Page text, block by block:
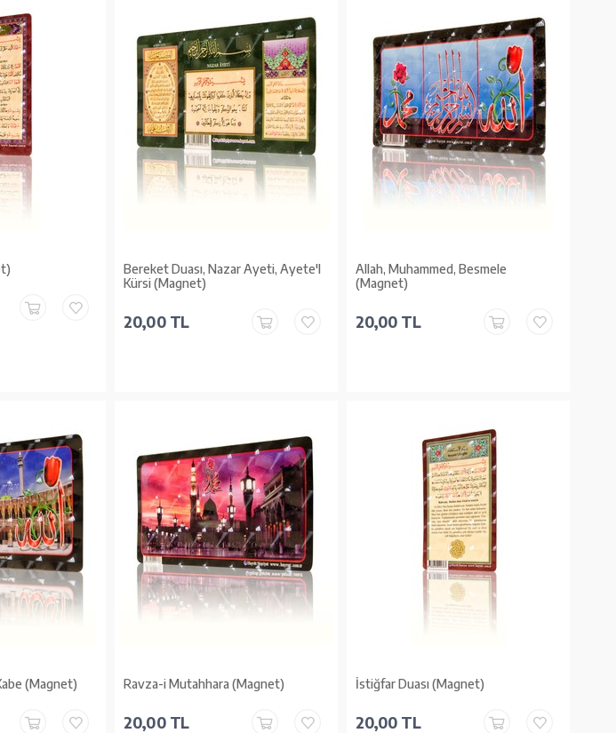
Bereket Duası, Nazar Ayeti, Ayete'l
Kürsi (Magnet)
20,00 TL
Allah, Muhammed, Besmele
(Magnet)
20,00 TL
(Magnet) Ravza-i Mutahhara (Magnet)
20,00 TL
İstiğfar Duası (Magnet)
20,00 TL